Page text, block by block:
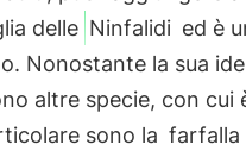
delle Ninfalidi ed è
Nonostante la sua
altre specie, con cui
sono la farfalla